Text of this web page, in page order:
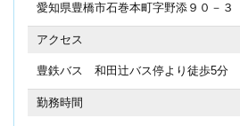
愛知県豊橋市石巻本町字野添９０－３
アクセス
豊鉄バス 和田辻バス停より徒歩5分
勤務時間